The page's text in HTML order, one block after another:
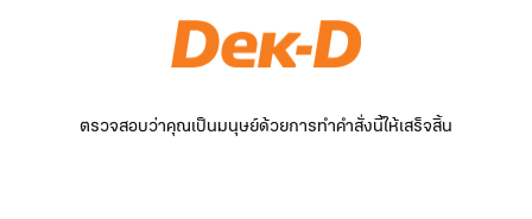
ตรวจสอบว่าคุณเป็นมนุษย์ด้วยการทำคำสั่งนี้ให้เสร็จสิ้น